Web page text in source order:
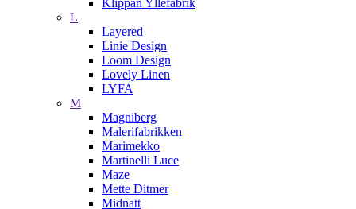
Klippan Yllefabrik
L
Layered
Linie Design
Loom Design
Lovely Linen
LYFA
M
Magniberg
Malerifabrikken
Marimekko
Martinelli Luce
Maze
Mette Ditmer
Midnatt